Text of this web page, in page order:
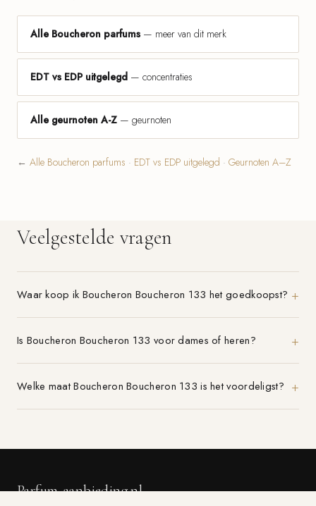
Alle Boucheron parfums — meer van dit merk
EDT vs EDP uitgelegd — concentraties
Alle geurnoten A-Z — geurnoten
← Alle Boucheron parfums · EDT vs EDP uitgelegd · Geurnoten A–Z
Veelgestelde vragen
Waar koop ik Boucheron Boucheron 133 het goedkoopst?
Is Boucheron Boucheron 133 voor dames of heren?
Welke maat Boucheron Boucheron 133 is het voordeligst?
Parfum-aanbieding.nl